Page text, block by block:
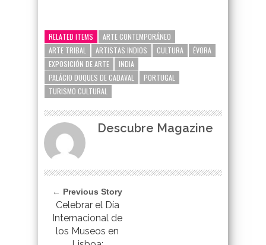
RELATED ITEMS
ARTE CONTEMPORÁNEO
ARTE TRIBAL
ARTISTAS INDIOS CULTURA
ÉVORA
EXPOSICIÓN DE ARTE
INDIA
PALÁCIO DUQUES DE CADAVAL
PORTUGAL
TURISMO CULTURAL
Descubre Magazine
← Previous Story
Celebrar el Día
Internacional de
los Museos en